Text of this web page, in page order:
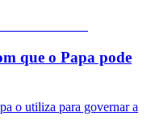
que o Papa pode
o utiliza para governar a